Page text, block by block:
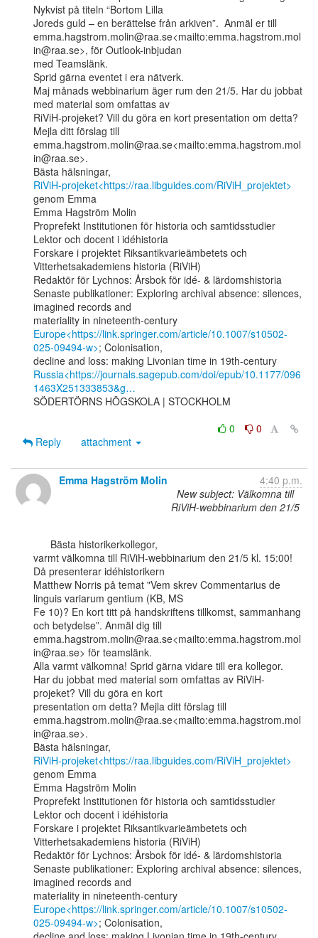
Nykvist på titeln “Bortom Lilla
Joreds guld – en berättelse från arkiven”.  Anmäl er till
emma.hagstrom.molin@raa.se<mailto:emma.hagstrom.mol
in@raa.se>, för Outlook-inbjudan
med Teamslänk.
Sprid gärna eventet i era nätverk.
Maj månads webbinarium äger rum den 21/5. Har du jobbat
med material som omfattas av
RiViH-projeket? Vill du göra en kort presentation om detta?
Mejla ditt förslag till
emma.hagstrom.molin@raa.se<mailto:emma.hagstrom.mol
in@raa.se>.
RiViH-projeket<https://raa.libguides.com/RiViH_projektet>
genom Emma
Emma Hagström Molin
Proprefekt Institutionen för historia och samtidsstudier
Lektor och docent i idéhistoria
Forskare i projektet Riksantikvarieämbetets och
Vitterhetsakademiens historia (RiViH)
Redaktör för Lychnos: Årsbok för idé- & lärdomshistoria
Senaste publikationer: Exploring archival absence: silences,
imagined records and
Europe<https://link.springer.com/article/10.1007/s10502-
025-09494-w>; Colonisation,
Russia<https://journals.sagepub.com/doi/epub/10.1177/096
1463X251333853&g…
SÖDERTÖRNS HÖGSKOLA | STOCKHOLM
0
0
Reply
attachment
Emma Hagström Molin
4:40 p.m.
New subject: Välkomna till
RiViH-webbinarium den 21/5
varmt välkomna till RiViH-webbinarium den 21/5 kl. 15:00!
Då presenterar idéhistorikern
Matthew Norris på temat "Vem skrev Commentarius de
linguis variarum gentium (KB, MS
Fe 10)? En kort titt på handskriftens tillkomst, sammanhang
och betydelse”. Anmäl dig till
emma.hagstrom.molin@raa.se<mailto:emma.hagstrom.mol
in@raa.se> för teamslänk.
Alla varmt välkomna! Sprid gärna vidare till era kollegor.
Har du jobbat med material som omfattas av RiViH-
projeket? Vill du göra en kort
presentation om detta? Mejla ditt förslag till
emma.hagstrom.molin@raa.se<mailto:emma.hagstrom.mol
in@raa.se>.
RiViH-projeket<https://raa.libguides.com/RiViH_projektet>
genom Emma
Emma Hagström Molin
Proprefekt Institutionen för historia och samtidsstudier
Lektor och docent i idéhistoria
Forskare i projektet Riksantikvarieämbetets och
Vitterhetsakademiens historia (RiViH)
Redaktör för Lychnos: Årsbok för idé- & lärdomshistoria
Senaste publikationer: Exploring archival absence: silences,
imagined records and
Europe<https://link.springer.com/article/10.1007/s10502-
025-09494-w>; Colonisation,